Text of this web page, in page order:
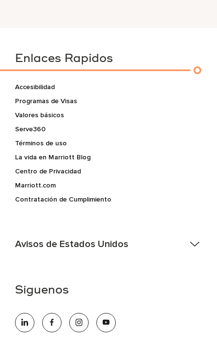
Enlaces Rapidos
Accesibilidad
Programas de Visas
Valores básicos
Serve360
Términos de uso
La vida en Marriott Blog
Centro de Privacidad
Marriott.com
Contratación de Cumplimiento
Avisos de Estados Unidos
electrónico hqaffirmativeaction@marriott.com
oportunidades que se compromete a contratar una fuerza
de trabajo diversa y a mantener una cultura inclusiva.
Síguenos